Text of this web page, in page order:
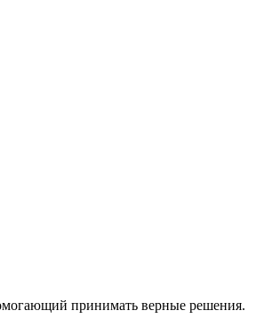
принимать верные решения.